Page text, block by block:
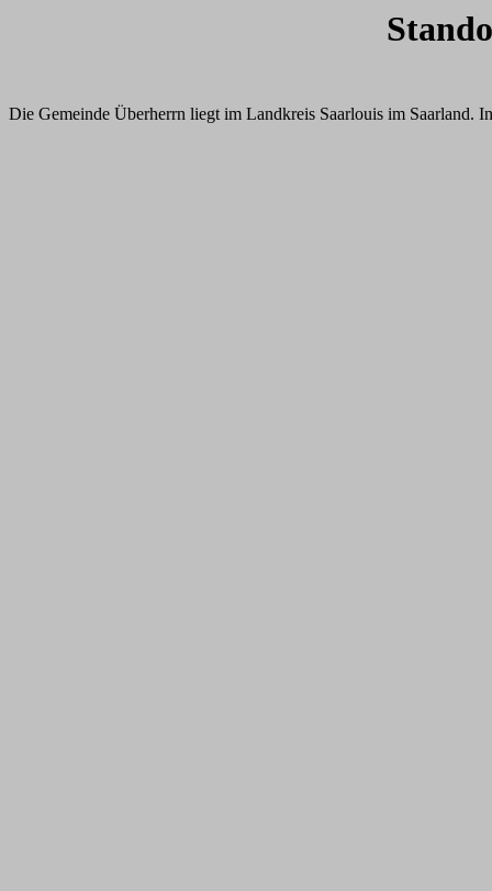
Die Gemeinde Überherrn liegt im Landkreis Saarlouis im Saarland.